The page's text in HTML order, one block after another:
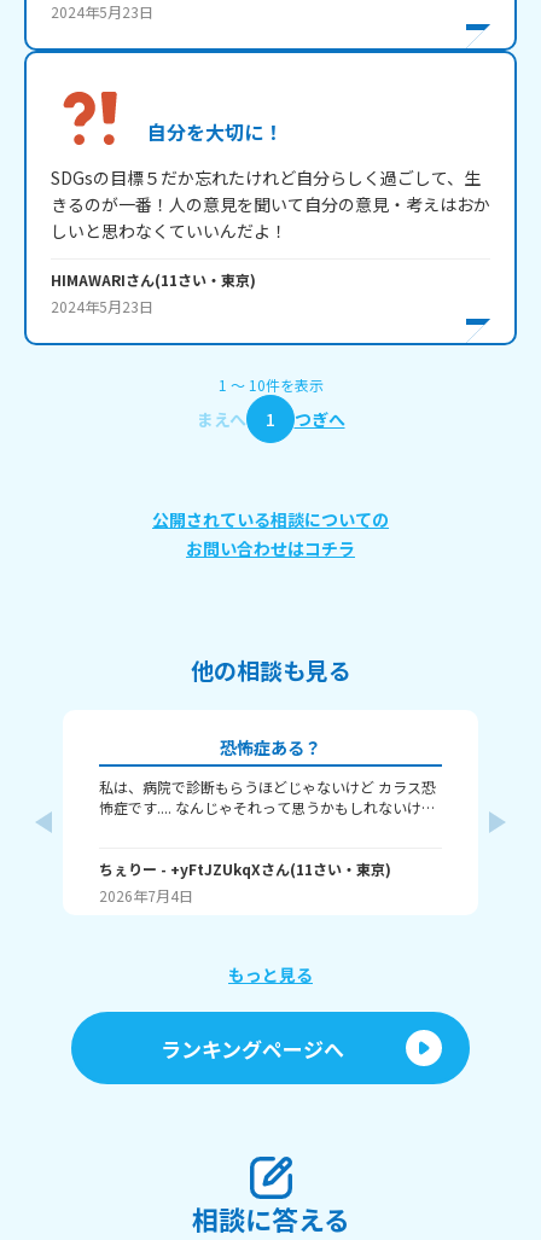
2024年5月23日
自分を大切に！
SDGsの目標５だか忘れたけれど自分らしく過ごして、生
きるのが一番！人の意見を聞いて自分の意見・考えはおか
しいと思わなくていいんだよ！
HIMAWARIさん(11さい・ 東京)
2024年5月23日
1 〜 10件を表示
まえへ 1 つぎへ
公開されている相談についての
お問い合わせはコチラ
他の相談も見る
恐怖症ある？
私は、病院で診断もらうほどじゃないけど カラス恐
怖症です.... なんじゃそれって思うかもしれないけど
んな恐怖症を持っていますか？
ちぇりー - +yFtJZUkqXさん(11さい・ 東京)
2026年7月4日
もっと見る
ランキングページへ
相談に答える